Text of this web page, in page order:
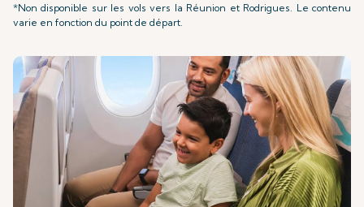
*Non disponible sur les vols vers la Réunion et Rodrigues. Le contenu
varie en fonction du point de départ.